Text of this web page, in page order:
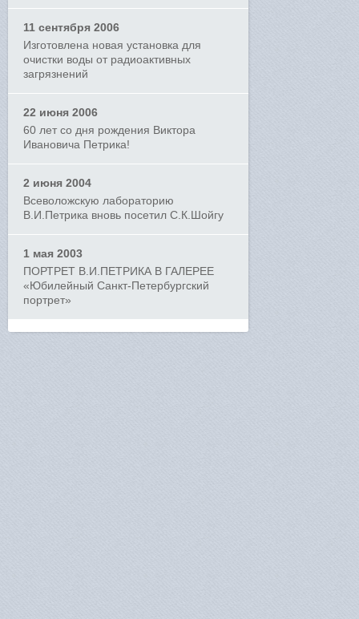
11 сентября 2006
Изготовлена новая установка для
очистки воды от радиоактивных
загрязнений
22 июня 2006
60 лет со дня рождения Виктора
Ивановича Петрика!
2 июня 2004
Всеволожскую лабораторию
В.И.Петрика вновь посетил С.К.Шойгу
1 мая 2003
ПОРТРЕТ В.И.ПЕТРИКА В ГАЛЕРЕЕ
«Юбилейный Санкт-Петербургский
портрет»